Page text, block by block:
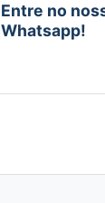
Entre no
Whatsapp!